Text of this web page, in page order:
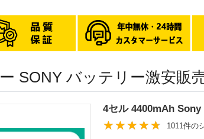
SONY バッテリー激安販
4セル 4400mAh
1011件の